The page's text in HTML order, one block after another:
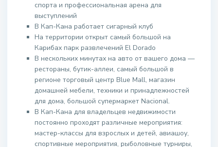
спорта и профессиональная арена для
выступлений
В Кап-Кана работает сигарный клуб
На территории открыт самый большой на
Карибах парк развлечений El Dorado
В нескольких минутах на авто от вашего дома —
рестораны, бутик-аллеи, самый большой в
регионе торговый центр Blue Mall, магазин
домашней мебели, техники и принадлежностей
для дома, большой супермаркет Nacional.
В Кап-Кана для владельцев недвижимости
постоянно проходят различные мероприятия:
мастер-классы для взрослых и детей, авиашоу,
спортивные мероприятия, рыболовные турниры,